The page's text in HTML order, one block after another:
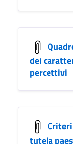
dei
percettivi
tutela